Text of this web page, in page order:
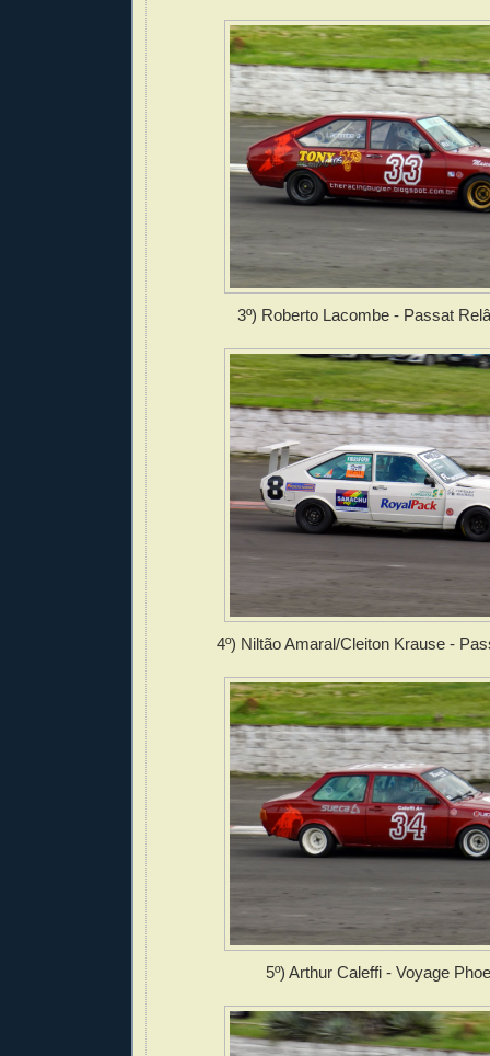
3º) Roberto Lacombe - Passat
4º) Niltão Amaral/Cleiton Krause -
5º) Arthur Caleffi - Voyage